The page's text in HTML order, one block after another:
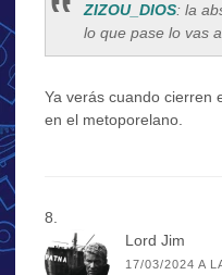
ZIZOU_DIOS: la
lo que pase lo vas
Ya verás cuando cierren
en el metoporelano.
Lord Jim
17/03/2024 A